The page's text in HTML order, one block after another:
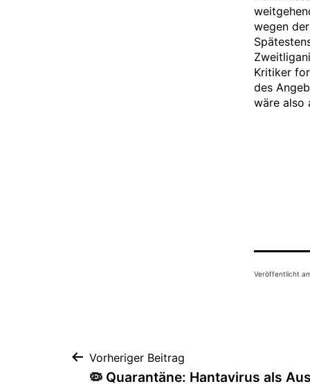
wegen
Kritiker
des
wäre also
Veröffentlicht
Beitragsnavigation
Vorheriger Beitrag
🦠 Quarantäne: Hantavirus als